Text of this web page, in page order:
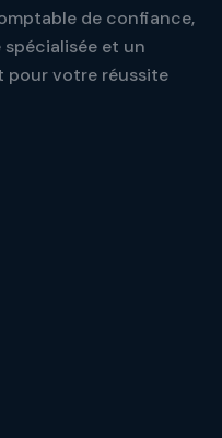
de confiance,
et un
pour votre réussite